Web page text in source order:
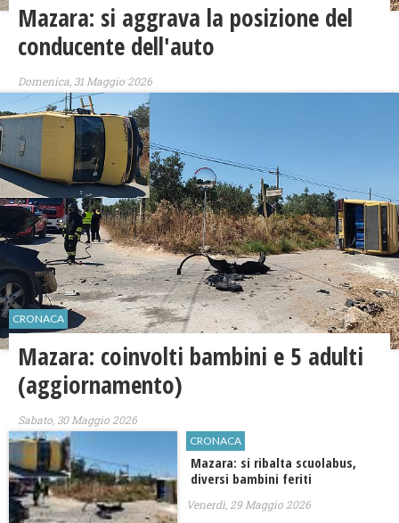
Mazara: si aggrava la posizione del
conducente dell'auto
Domenica, 31 Maggio 2026
CRONACA
Mazara: coinvolti bambini e 5 adulti
(aggiornamento)
Sabato, 30 Maggio 2026
CRONACA
Mazara: si ribalta scuolabus,
diversi bambini feriti
Venerdì, 29 Maggio 2026